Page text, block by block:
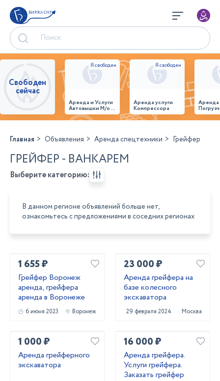
БИРЖА СНГ
Свободен
сейчас
Аренда и Услуги
Автовышки М/о г.
Домодедово
26,28,32 место
Аренда услуги
Компрессора
Главная Объявления Аренда спецтехники Грейфер
ГРЕЙФЕР - ВАНКАРЕМ
Выберите категорию:
В данном регионе объявлений больше нет,
ознакомьтесь с предложениями в соседних регионах
1 655 ₽
Грейфер Воронеж
аренда, грейфера
аренда в Воронеже
6 июня 2023 Воронеж
23 000 ₽
Аренда грейфера на
базе колесного
экскаватора
29 февраля 2024 Москва
1 000 ₽
Аренда грейферного
экскаватора
16 000 ₽
Аренда грейфера.
Услуги грейфера.
Заказать грейфер